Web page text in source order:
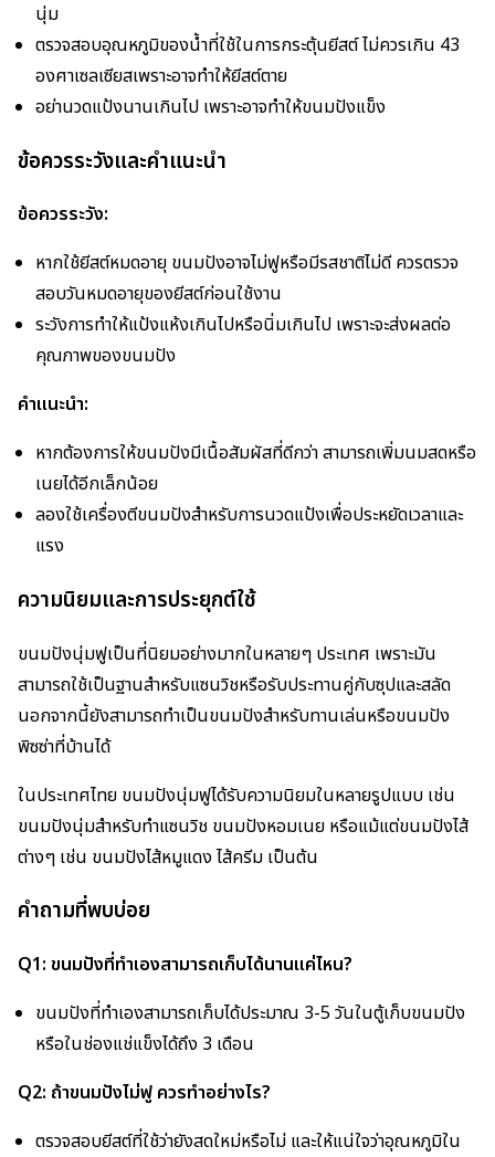
นุ่ม
ตรวจสอบอุณหภูมิของน้ำที่ใช้ในการกระตุ้นยีสต์ ไม่ควรเกิน 43
องศาเซลเซียสเพราะอาจทำให้ยีสต์ตาย
อย่านวดแป้งนานเกินไป เพราะอาจทำให้ขนมปังแข็ง
ข้อควรระวังและคำแนะนำ
ข้อควรระวัง:
หากใช้ยีสต์หมดอายุ ขนมปังอาจไม่ฟูหรือมีรสชาติไม่ดี ควรตรวจ
สอบวันหมดอายุของยีสต์ก่อนใช้งาน
ระวังการทำให้แป้งแห้งเกินไปหรือนิ่มเกินไป เพราะจะส่งผลต่อ
คุณภาพของขนมปัง
คำแนะนำ:
หากต้องการให้ขนมปังมีเนื้อสัมผัสที่ดีกว่า สามารถเพิ่มนมสดหรือ
เนยได้อีกเล็กน้อย
ลองใช้เครื่องตีขนมปังสำหรับการนวดแป้งเพื่อประหยัดเวลาและ
แรง
ความนิยมและการประยุกต์ใช้
ขนมปังนุ่มฟูเป็นที่นิยมอย่างมากในหลายๆ ประเทศ เพราะมัน
สามารถใช้เป็นฐานสำหรับแซนวิชหรือรับประทานคู่กับซุปและสลัด
นอกจากนี้ยังสามารถทำเป็นขนมปังสำหรับทานเล่นหรือขนมปัง
พิซซ่าที่บ้านได้
ในประเทศไทย ขนมปังนุ่มฟูได้รับความนิยมในหลายรูปแบบ เช่น
ขนมปังนุ่มสำหรับทำแซนวิช ขนมปังหอมเนย หรือแม้แต่ขนมปังไส้
ต่างๆ เช่น ขนมปังไส้หมูแดง ไส้ครีม เป็นต้น
คำถามที่พบบ่อย
Q1: ขนมปังที่ทำเองสามารถเก็บได้นานแค่ไหน?
ขนมปังที่ทำเองสามารถเก็บได้ประมาณ 3-5 วันในตู้เก็บขนมปัง
หรือในช่องแช่แข็งได้ถึง 3 เดือน
Q2: ถ้าขนมปังไม่ฟู ควรทำอย่างไร?
ตรวจสอบยีสต์ที่ใช้ว่ายังสดใหม่หรือไม่ และให้แน่ใจว่าอุณหภูมิใน